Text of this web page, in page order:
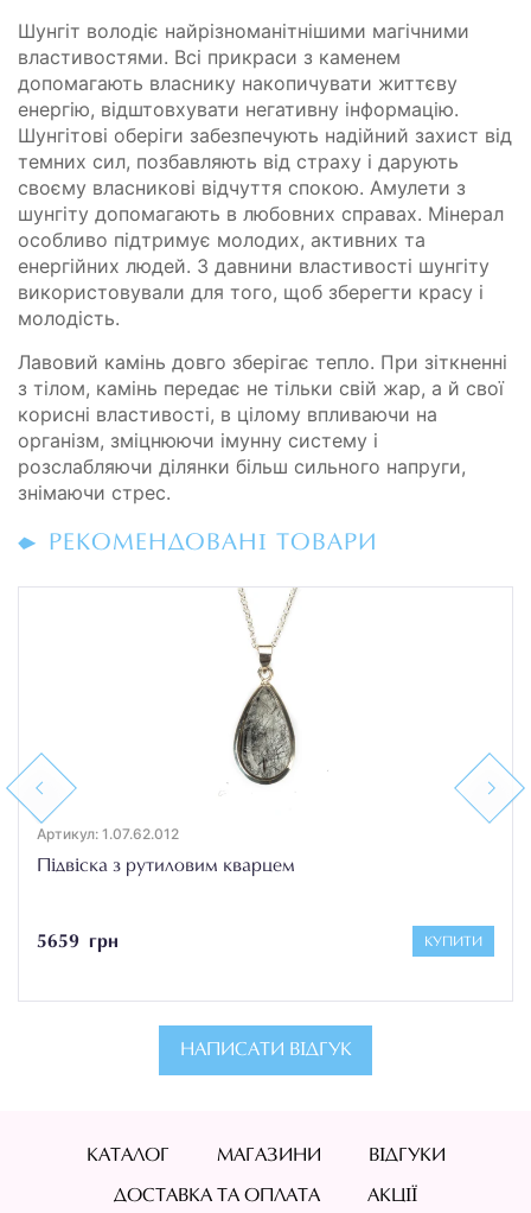
Шунгіт володіє найрізноманітнішими магічними
властивостями. Всі прикраси з каменем
допомагають власнику накопичувати життєву
енергію, відштовхувати негативну інформацію.
Шунгітові оберіги забезпечують надійний захист від
темних сил, позбавляють від страху і дарують
своєму власникові відчуття спокою. Амулети з
шунгіту допомагають в любовних справах. Мінерал
особливо підтримує молодих, активних та
енергійних людей. З давнини властивості шунгіту
використовували для того, щоб зберегти красу і
молодість.
Лавовий камінь довго зберігає тепло. При зіткненні
з тілом, камінь передає не тільки свій жар, а й свої
корисні властивості, в цілому впливаючи на
організм, зміцнюючи імунну систему і
розслабляючи ділянки більш сильного напруги,
знімаючи стрес.
РЕКОМЕНДОВАНІ ТОВАРИ
Previous
Артикул: 1.07.62.012
Підвіска з рутиловим кварцем
5659 грн КУПИТИ
Next
НАПИСАТИ ВІДГУК
КАТАЛОГ МАГАЗИНИ ВІДГУКИ
ДОСТАВКА ТА ОПЛАТА АКЦІЇ